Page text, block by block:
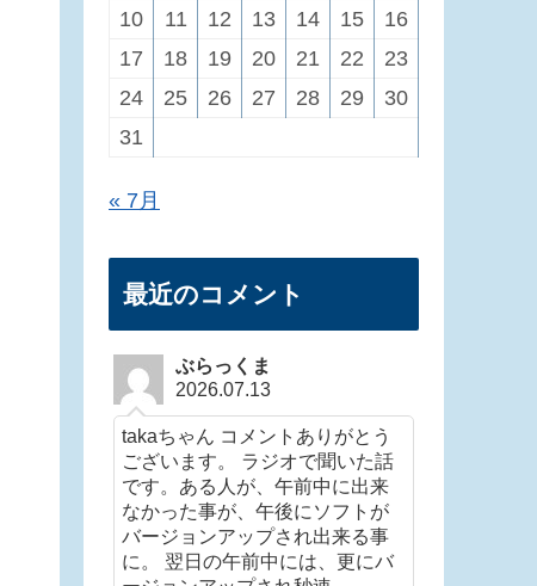
10
11 12 13 14 15
16
17
18 19 20 21 22
23
24
25 26 27 28 29
30
31
« 7月
最近のコメント
ぶらっくま
2026.07.13
takaちゃん コメントありがとう
ございます。 ラジオで聞いた話
です。ある人が、午前中に出来
なかった事が、午後にソフトが
バージョンアップされ出来る事
に。 翌日の午前中には、更にバ